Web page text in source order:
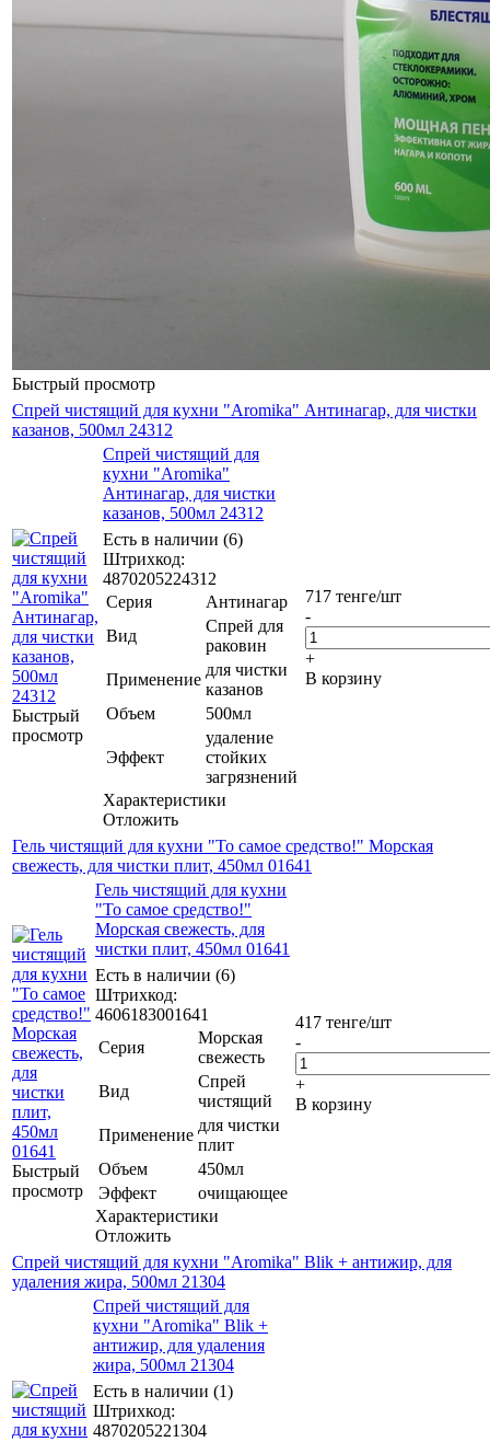
Быстрый просмотр
Спрей чистящий для кухни "Aromika" Антинагар, для чистки
казанов, 500мл 24312
Быстрый
просмотр
Спрей чистящий для
кухни "Aromika"
Антинагар, для чистки
казанов, 500мл 24312
Есть в наличии (6)
Штрихкод:
4870205224312
Серия
Антинагар
Вид
Спрей для
раковин
Применение
для чистки
казанов
Объем
500мл
Эффект
удаление
стойких
загрязнений
Характеристики
Отложить
717 тенге/шт
-
+
В корзину
Гель чистящий для кухни "То самое средство!" Морская
свежесть, для чистки плит, 450мл 01641
Быстрый
просмотр
Гель чистящий для кухни
"То самое средство!"
Морская свежесть, для
чистки плит, 450мл 01641
Есть в наличии (6)
Штрихкод:
4606183001641
Серия
Морская
свежесть
Вид
Спрей
чистящий
Применение
для чистки
плит
Объем
450мл
Эффект
очищающее
Характеристики
Отложить
417 тенге/шт
-
+
В корзину
Спрей чистящий для кухни "Aromika" Blik + антижир, для
удаления жира, 500мл 21304
Спрей чистящий для
кухни "Aromika" Blik +
антижир, для удаления
жира, 500мл 21304
Есть в наличии (1)
Штрихкод:
4870205221304